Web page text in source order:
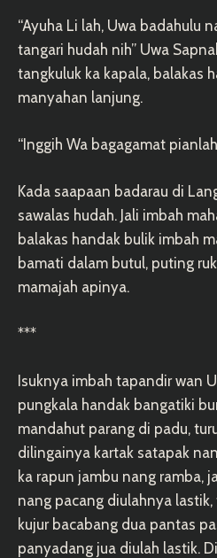
“Ayuha Li lah, Uwa badahulu
tangari hudah nih” Uwa
tangkuluk ka kapala, balakas
manyahan lanjung.
“Inggih Wa bagagamat
Kada saapaan badarau di
sawalas hudah. Jali imbah
balakas handak bulik imbah
bamati dalam butul, puting
mamajah apinya.
***
Isuknya imbah tapandir wan
pungkala handak bangatiki
mandahut parang di padu,
dilingainya kartak satapak
ka rapun jambu nang ramba,
nang pacang diulahnya
kujur bacabang dua pantas
panyadang jua diulah lastik.